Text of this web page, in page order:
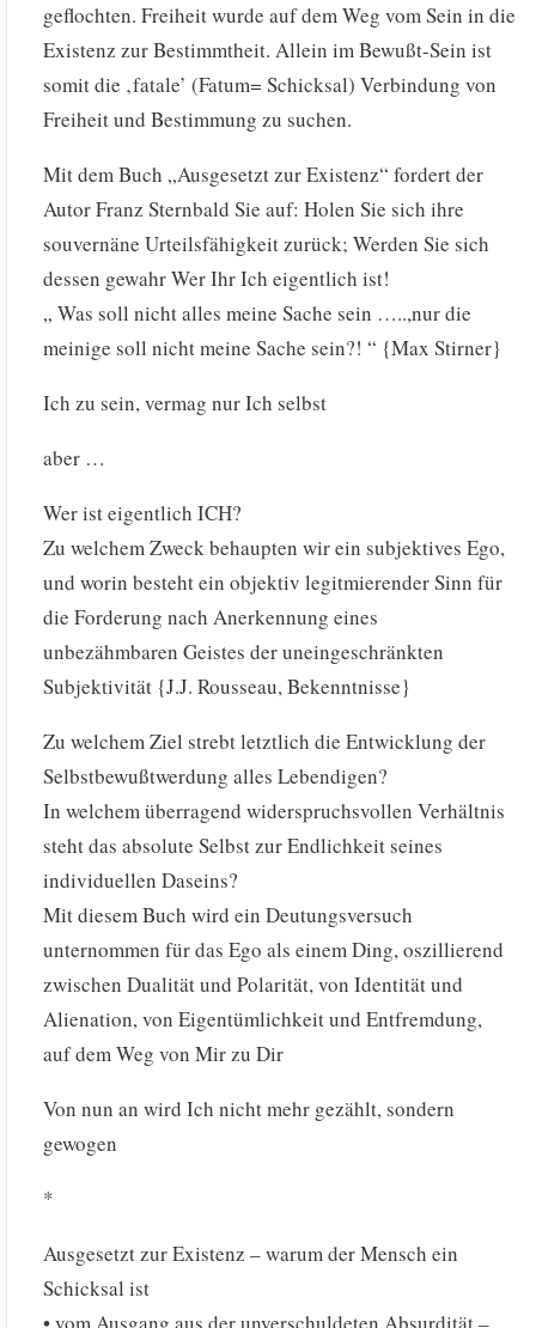
geflochten. Freiheit wurde auf dem Weg vom Sein in die
Existenz zur Bestimmtheit. Allein im Bewußt-Sein ist
somit die ‚fatale’ (Fatum= Schicksal) Verbindung von
Freiheit und Bestimmung zu suchen.
Mit dem Buch „Ausgesetzt zur Existenz“ fordert der
Autor Franz Sternbald Sie auf: Holen Sie sich ihre
souvernäne Urteilsfähigkeit zurück; Werden Sie sich
dessen gewahr Wer Ihr Ich eigentlich ist!
„ Was soll nicht alles meine Sache sein …..,nur die
meinige soll nicht meine Sache sein?! “ {Max Stirner}
Ich zu sein, vermag nur Ich selbst
aber …
Wer ist eigentlich ICH?
Zu welchem Zweck behaupten wir ein subjektives Ego,
und worin besteht ein objektiv legitmierender Sinn für
die Forderung nach Anerkennung eines
unbezähmbaren Geistes der uneingeschränkten
Subjektivität {J.J. Rousseau, Bekenntnisse}
Zu welchem Ziel strebt letztlich die Entwicklung der
Selbstbewußtwerdung alles Lebendigen?
In welchem überragend widerspruchsvollen Verhältnis
steht das absolute Selbst zur Endlichkeit seines
individuellen Daseins?
Mit diesem Buch wird ein Deutungsversuch
unternommen für das Ego als einem Ding, oszillierend
zwischen Dualität und Polarität, von Identität und
Alienation, von Eigentümlichkeit und Entfremdung,
auf dem Weg von Mir zu Dir
Von nun an wird Ich nicht mehr gezählt, sondern
gewogen
*
Ausgesetzt zur Existenz – warum der Mensch ein
Schicksal ist